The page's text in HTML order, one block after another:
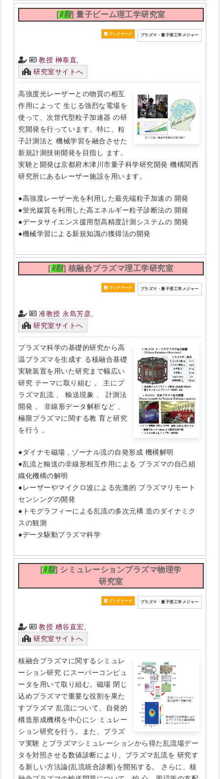
[Ⅱ類] 量子ビーム理工学研究室
プラズマ・量子理工学メジャー
教授 榊泰直
研究室サイトへ
高強度光レーザーとの物質の相互
作用によって 生じる強烈な電場を
使って、次世代型粒子加速器 の研
究開発を行っています。特に、粒
子計測法と 機械学習を融合させた
新規計測技術開発を目指し ます。
実験と開発は京都府木津川市量子科学研究開発 機構関西
研究所にあるレーザー施設を用います。
●高強度レーザー光を利用した最先端粒子加速の 開発
●蛍光媒質を利用した高エネルギー粒子診断法の 開発
●データサイエンス援用型高精度計測システムの 開発
●機械学習による新規知識の獲得法の開発
[Ⅱ類] 核融合プラズマ理工学研究室
プラズマ・量子理工学メジャー
准教授 永島芳彦,
研究室サイトへ
プラズマ科学の基礎的研究から高
温プラズマを生成す る核融合基礎
実験装置を用いた研究まで幅広い
研究 テーマに取り組む 。 主にプ
ラズマ乱流 、 輸送現象 、 計測法
開発 、 非線形データ解析など 、
極限プラズマに関する教 育と研究
を行う 。
●ダイナモ磁場 , ゾーナル流の自発形成 機構解明
●乱流と輸送の非線形相互作用による プラズマの自己組
織化機構の解明
●レーザーやマイクロ波による先進的 プラズマリモート
センシングの開発
●トモグラフィーによる乱流の多次元構 造のダイナミク
スの観測
●データ駆動プラズマ科学
[Ⅱ類] シミュレーションプラズマ物理学
研究室
プラズマ・量子理工学メジャー
教授 糟谷直宏
研究室サイトへ
核融合プラズマに関するシミュレ
ーション研究 にスーパーコンピュ
ータを用いて取り組む。磁場 閉じ
込めプラズマで重要な役割を果た
すプラズマ 乱流について、自発的
構造形成機構を中心にシ ミュレー
ション研究を行う。また、プラズ
マ実験 とプラズマシミュレーションから得た乱流場デー
タを対照させる数値診断により、プラズマ乱流を 研究す
る新しい方法論(乱流統合診断)を開拓する。 さらに、核